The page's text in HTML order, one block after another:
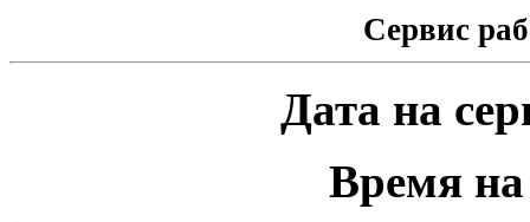
Сервис
Дата на
Время на